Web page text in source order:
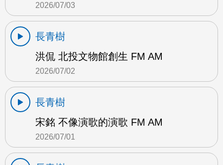
2026/07/03
長青樹
洪侃 北投文物館創生 FM AM
2026/07/02
長青樹
宋銘 不像演歌的演歌 FM AM
2026/07/01